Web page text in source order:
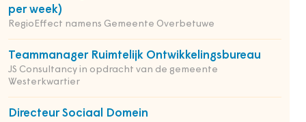
per week)
RegioEffect namens Gemeente Overbetuwe
Teammanager Ruimtelijk Ontwikkelingsbureau
JS Consultancy in opdracht van de gemeente
Westerkwartier
Directeur Sociaal Domein